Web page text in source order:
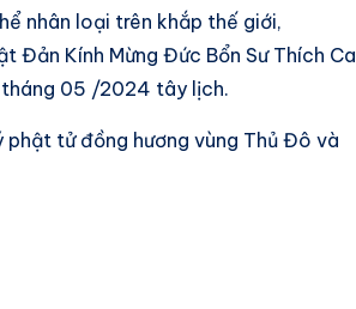
nhân loại trên khắp thế giới,
Đản Kính Mừng Đức Bổn Sư Thích Ca
tháng 05 /2024 tây lịch.
phật tử đồng hương vùng Thủ Đô và